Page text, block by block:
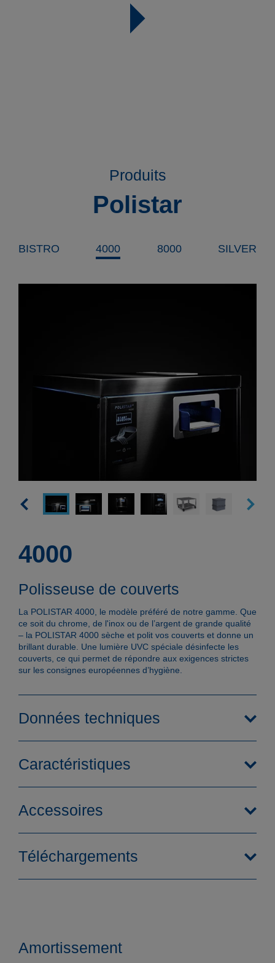
Produits
Polistar
BISTRO 4000 8000 SILVER
4000
Polisseuse de couverts
La POLISTAR 4000, le modèle préféré de notre gamme. Que
ce soit du chrome, de l'inox ou de l’argent de grande qualité
– la POLISTAR 4000 sèche et polit vos couverts et donne un
brillant durable. Une lumière UVC spéciale désinfecte les
couverts, ce qui permet de répondre aux exigences strictes
sur les consignes européennes d’hygiène.
Données techniques
Caractéristiques
Accessoires
Téléchargements
Amortissement